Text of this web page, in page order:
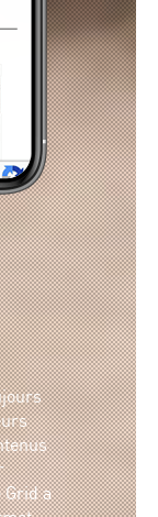
Grid a